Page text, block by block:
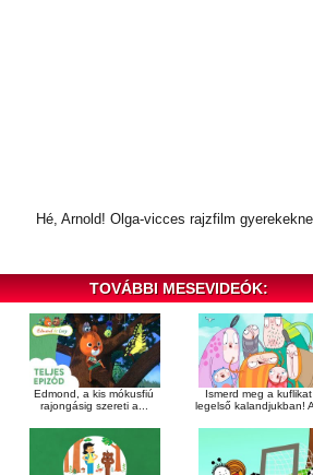
Hé, Arnold! Olga-vicces rajzfilm
TOVÁBBI MESEVIDEÓK:
Edmond, a kis mókusfiú
rajongásig szereti a...
Ismerd meg a
legelső kalandjukban!